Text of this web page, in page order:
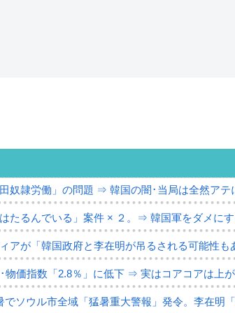
奴隷労働」の問題 ⇒ 韓国の闇･当局は全然ア
はたるんでいる」案件 × ２。⇒ 韓国軍をダメに
アが「韓国政府と李在明が吊るされる可能性も
物価指数「2.8％」に低下 ⇒ 実はコアコアは上が
でソウル市全域「猛暑重大警報」発令。李在明